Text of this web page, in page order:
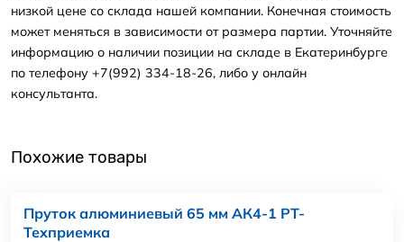
низкой цене со склада нашей компании. Конечная стоимость
может меняться в зависимости от размера партии. Уточняйте
информацию о наличии позиции на складе в Екатеринбурге
по телефону +7(992) 334-18-26, либо у онлайн
консультанта.
Похожие товары
Пруток алюминиевый 65 мм АК4-1 РТ-
Техприемка